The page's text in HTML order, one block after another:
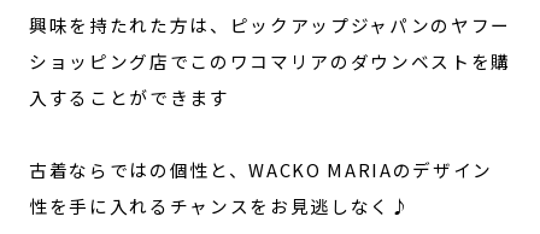
興味を持たれた方は、ピックアップジャパンのヤフー
ショッピング店でこのワコマリアのダウンベストを購
入することができます
古着ならではの個性と、WACKO MARIAのデザイン
性を手に入れるチャンスをお見逃しなく♪